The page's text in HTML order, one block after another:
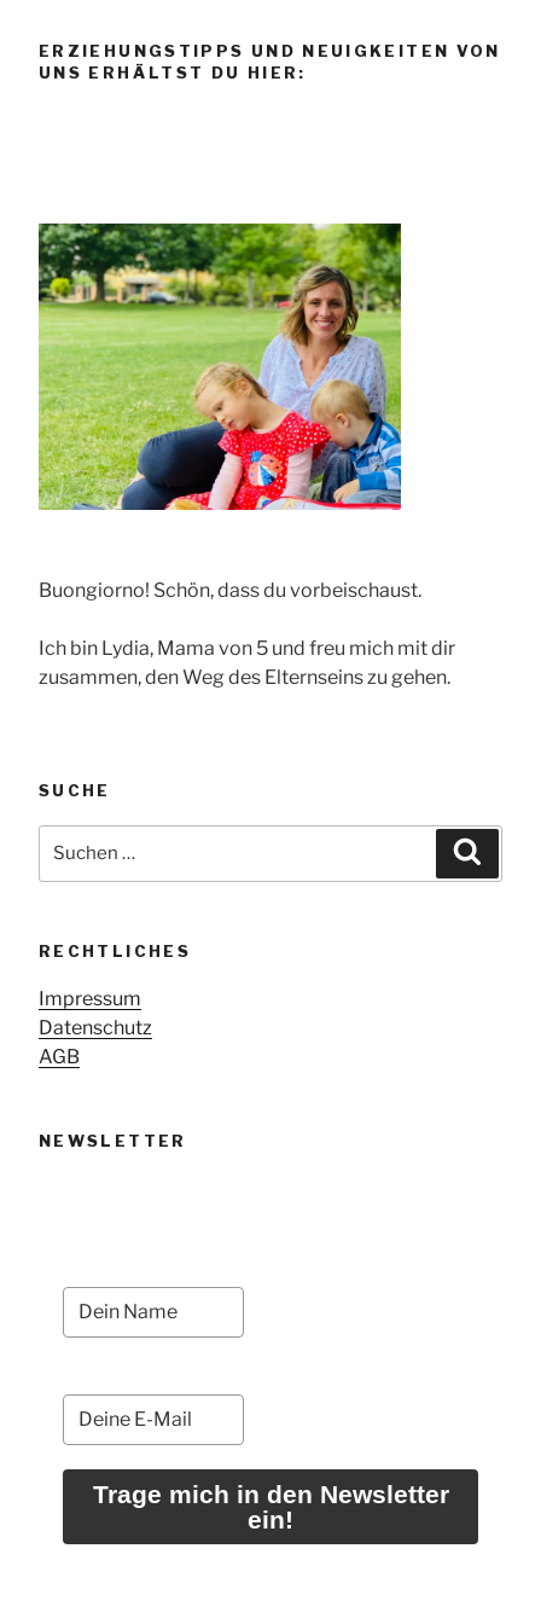
ERZIEHUNGSTIPPS UND NEUIGKEITEN VON
UNS ERHÄLTST DU HIER:
Buongiorno! Schön, dass du vorbeischaust.
Ich bin Lydia, Mama von 5 und freu mich mit dir
zusammen, den Weg des Elternseins zu gehen.
SUCHE
nach:
RECHTLICHES
Impressum
Datenschutz
AGB
NEWSLETTER
Trage mich in den Newsletter
ein!